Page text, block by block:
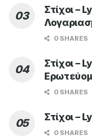
Στίχοι –
0 SHARES
Στίχοι –
0 SHARES
Στίχοι –
0 SHARES